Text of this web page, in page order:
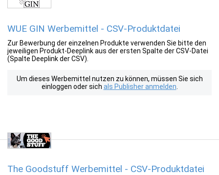
WUE GIN Werbemittel - CSV-Produktdatei
Zur Bewerbung der einzelnen Produkte verwenden Sie bitte den
jeweiligen Produkt-Deeplink aus der ersten Spalte der CSV-Datei
(Spalte Deeplink der CSV).
Um dieses Werbemittel nutzen zu können, müssen Sie sich
einloggen oder sich als Publisher anmelden
The Goodstuff Werbemittel - CSV-Produktdatei